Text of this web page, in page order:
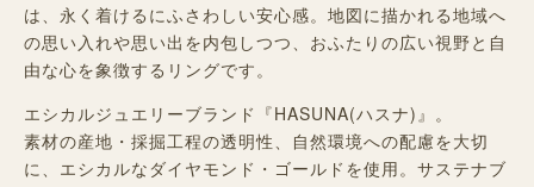
は、永く着けるにふさわしい安心感。地図に描かれる地域へ
の思い入れや思い出を内包しつつ、おふたりの広い視野と自
由な心を象徴するリングです。
エシカルジュエリーブランド『HASUNA(ハスナ)』。
素材の産地・採掘工程の透明性、自然環境への配慮を大切
に、エシカルなダイヤモンド・ゴールドを使用。サステナブ